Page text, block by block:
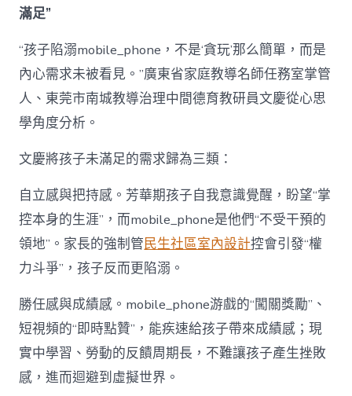
滿足”
“孩子陷溺mobile_phone，不是‘貪玩’那么簡單，而是
內心需求未被看見。”廣東省家庭教導名師任務室掌管
人、東莞市南城教導治理中間德育教研員文慶從心思
學角度分析。
文慶將孩子未滿足的需求歸為三類：
自立感與把持感。芳華期孩子自我意識覺醒，盼望“掌
控本身的生涯”，而mobile_phone是他們“不受干預的
領地”。家長的強制管民生社區室內設計控會引發“權
力斗爭”，孩子反而更陷溺。
勝任感與成績感。mobile_phone游戲的“闖關獎勵”、
短視頻的“即時點贊”，能疾速給孩子帶來成績感；現
實中學習、勞動的反饋周期長，不難讓孩子產生挫敗
感，進而迴避到虛擬世界。